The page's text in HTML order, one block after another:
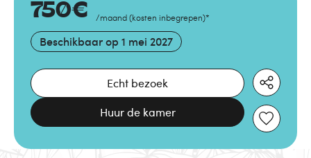
750€ /maand (kosten inbegrepen)*
Beschikbaar op 1 mei 2027
Echt bezoek
Huur de kamer